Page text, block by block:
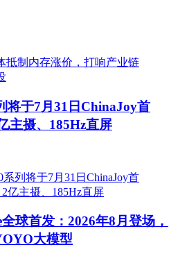
将于7月31日ChinaJoy首
主摄、185Hz直屏
球首发：2026年8月登场，
大模型